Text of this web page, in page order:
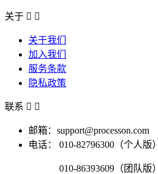
关于  
关于我们
加入我们
服务条款
隐私政策
联系  
邮箱：support@processon.com
电话：
010-82796300（个人版）
010-86393609（团队版）